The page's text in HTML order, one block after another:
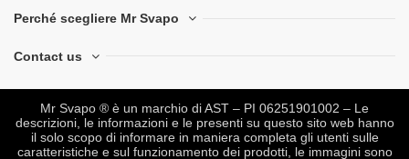
Perché scegliere Mr Svapo
Contact us
Mr Svapo ® è un marchio di AST – PI 06251901002 – Le
descrizioni, le informazioni e le presenti su questo sito web hanno
il solo scopo di informare in maniera completa gli utenti sulle
caratteristiche e sul funzionamento dei prodotti, le immagini sono